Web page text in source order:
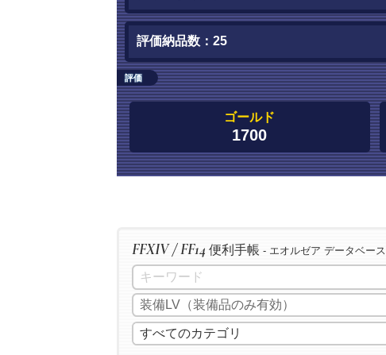
評価納品数：25
評価
ゴールド
1700
FFXIV / FF14 便利手帳 - エオルゼア データベース